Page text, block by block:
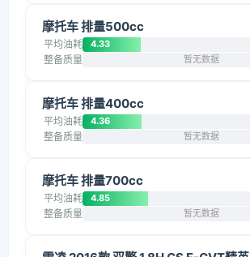
摩托车 排量500cc
平均油耗 4.33
整备质量 暂无数据
摩托车 排量400cc
平均油耗 4.36
整备质量 暂无数据
摩托车 排量700cc
平均油耗 4.85
整备质量 暂无数据